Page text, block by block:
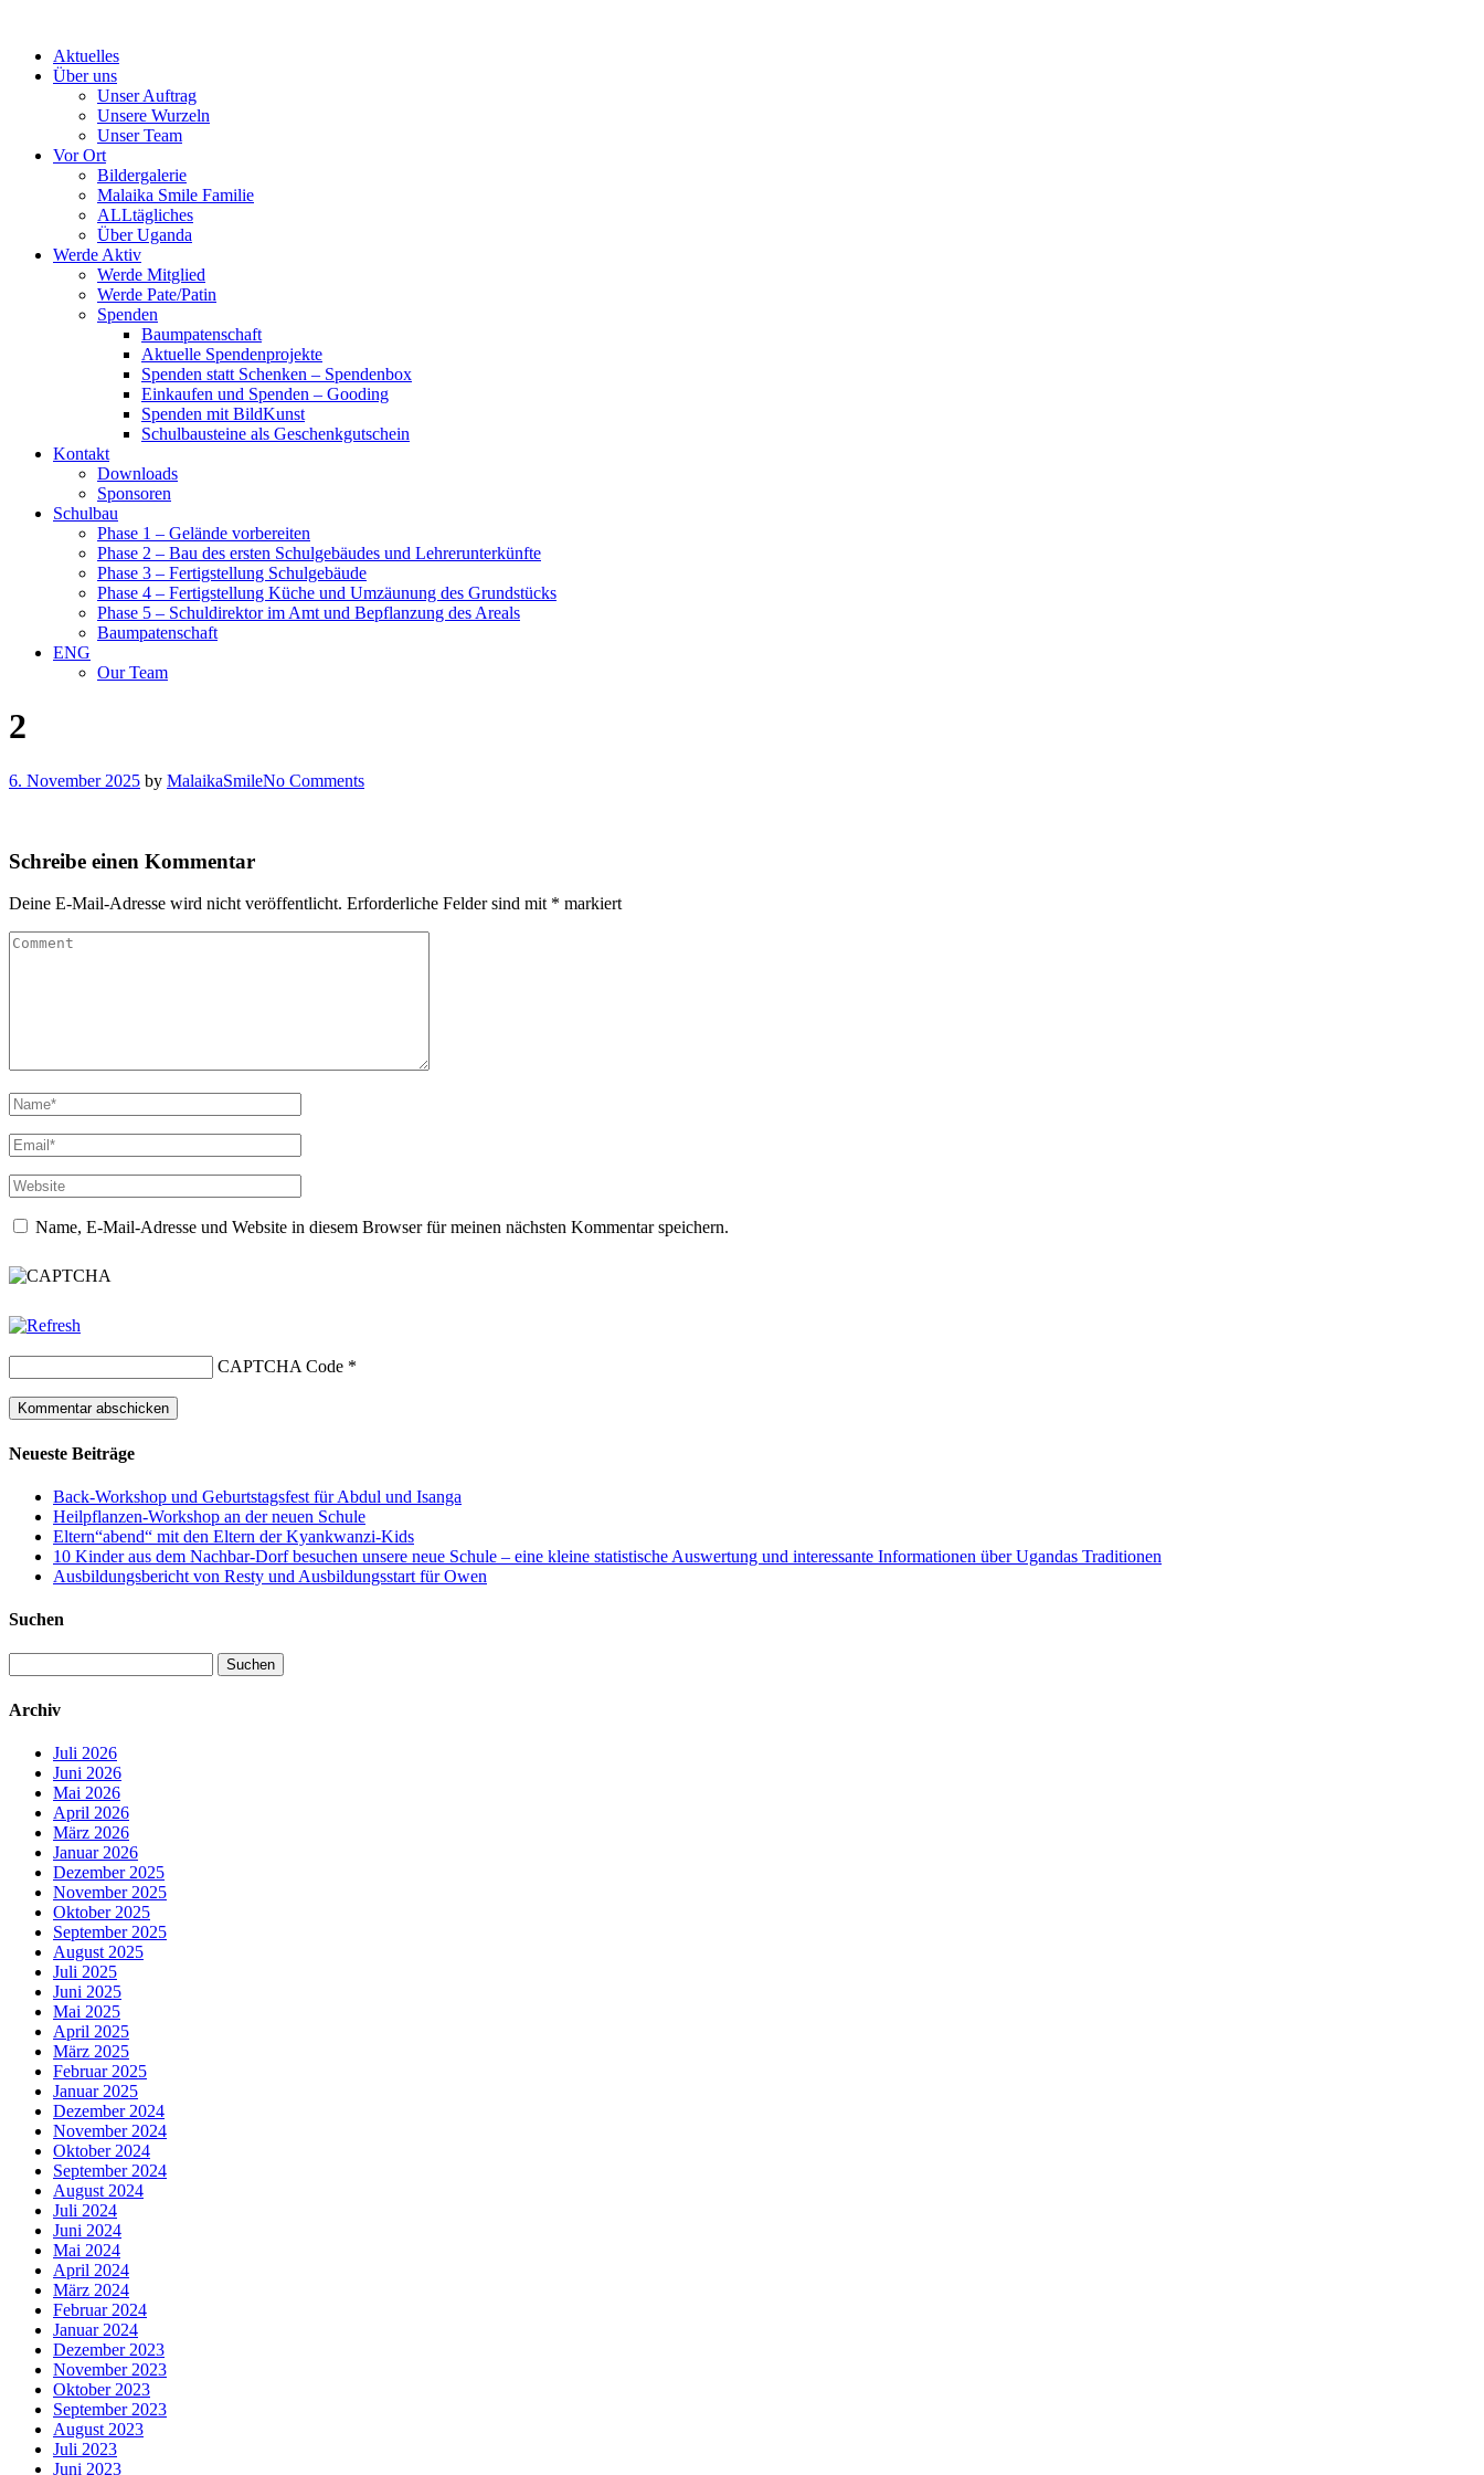
contentAktuelles
Über uns
Unser Auftrag
Unsere Wurzeln
Unser Team
Vor Ort
Bildergalerie
Malaika Smile Familie
ALLtägliches
Über Uganda
Werde Aktiv
Werde Mitglied
Werde Pate/Patin
Spenden
Baumpatenschaft
Aktuelle Spendenprojekte
Spenden statt Schenken – Spendenbox
Einkaufen und Spenden – Gooding
Spenden mit BildKunst
Schulbausteine als Geschenkgutschein
Kontakt
Downloads
Sponsoren
Schulbau
Phase 1 – Gelände vorbereiten
Phase 2 – Bau des ersten Schulgebäudes und Lehrerunterkünfte
Phase 3 – Fertigstellung Schulgebäude
Phase 4 – Fertigstellung Küche und Umzäunung des Grundstücks
Phase 5 – Schuldirektor im Amt und Bepflanzung des Areals
Baumpatenschaft
ENG
Our Team
2
6. November 2025 by MalaikaSmileNo Comments
Schreibe einen Kommentar
Deine E-Mail-Adresse wird nicht veröffentlicht. Erforderliche Felder sind mit * markiert
Name, E-Mail-Adresse und Website in diesem Browser für meinen nächsten Kommentar speichern.
CAPTCHA Code *
Neueste Beiträge
Back-Workshop und Geburtstagsfest für Abdul und Isanga
Heilpflanzen-Workshop an der neuen Schule
Eltern“abend“ mit den Eltern der Kyankwanzi-Kids
10 Kinder aus dem Nachbar-Dorf besuchen unsere neue Schule – eine kleine statistische Auswertung und interessante Informationen über Ugandas Traditionen
Ausbildungsbericht von Resty und Ausbildungsstart für Owen
Suchen
nach:
Archiv
Juli 2026
Juni 2026
Mai 2026
April 2026
März 2026
Januar 2026
Dezember 2025
November 2025
Oktober 2025
September 2025
August 2025
Juli 2025
Juni 2025
Mai 2025
April 2025
März 2025
Februar 2025
Januar 2025
Dezember 2024
November 2024
Oktober 2024
September 2024
August 2024
Juli 2024
Juni 2024
Mai 2024
April 2024
März 2024
Februar 2024
Januar 2024
Dezember 2023
November 2023
Oktober 2023
September 2023
August 2023
Juli 2023
Juni 2023